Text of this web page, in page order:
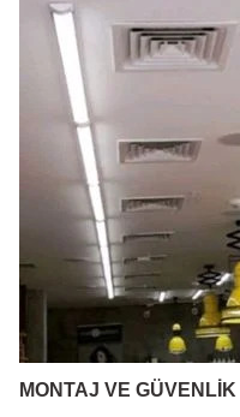
MONTAJ VE GÜVENLİK